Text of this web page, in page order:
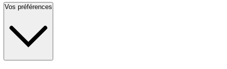
Vos préférences